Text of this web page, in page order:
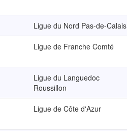
Ligue du Nord Pas-de-Calais
Ligue de Franche Comté
Ligue du Languedoc
Roussillon
Ligue de Côte d'Azur